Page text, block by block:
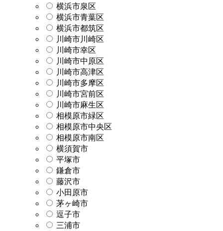
横浜市泉区
横浜市青葉区
横浜市都筑区
川崎市川崎区
川崎市幸区
川崎市中原区
川崎市高津区
川崎市多摩区
川崎市宮前区
川崎市麻生区
相模原市緑区
相模原市中央区
相模原市南区
横須賀市
平塚市
鎌倉市
藤沢市
小田原市
茅ヶ崎市
逗子市
三浦市